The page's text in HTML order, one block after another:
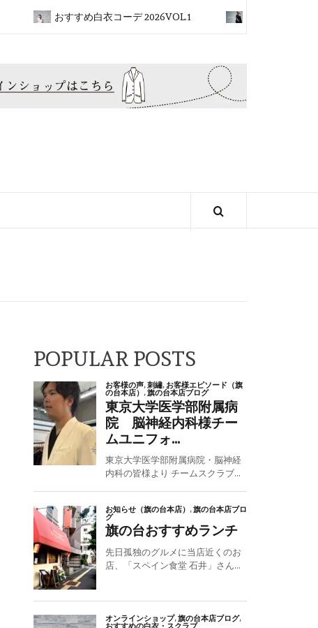
おすすめ白衣コーデ 2026VOL.1 2026新ブランド
POPULAR POSTS